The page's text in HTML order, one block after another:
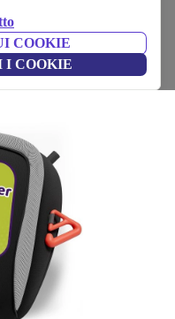
COOKIE
I COOKIE
rialzo per